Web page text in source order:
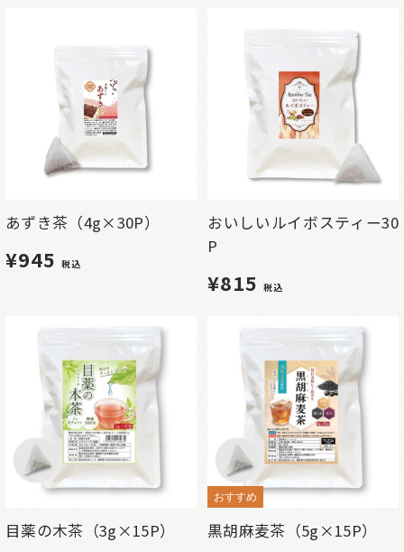
あずき茶（4g×30P）
¥945税込
おいしいルイボスティー30
P
¥815税込
目薬の木茶（3g×15P）
おすすめ
黒胡麻麦茶（5g×15P）